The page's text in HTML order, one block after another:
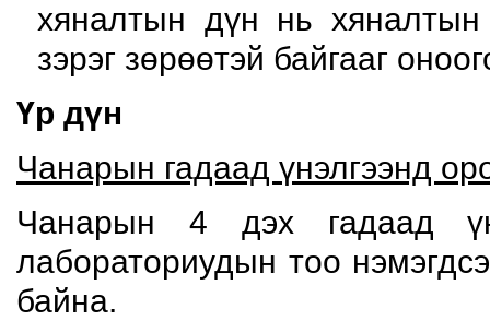
хяналтын дүн нь
зэрэг зөрөөтэй байгааг
Үр дүн
Чанарын гадаад үнэлгээнд
Чанарын 4 дэх гадаад
лабораториудын тоо
байна.